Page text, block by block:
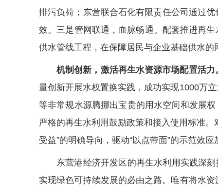
排污负荷；东营联合石化有限责任公司通过
效。三是管网联通，血脉畅通。配套推进再
供水管线工程，在保障居民与企业基础供水
机制创新，激活再生水资源市场配置活力
量创新开展水权置换实践，成功实现1000万
等非常规水源腾挪出宝贵的用水空间和发展
严格的再生水利用鼓励政策和接入使用标准
受益”的明确导向，驱动“以点带面”的示范效应
东营港经济开发区的再生水利用实践深
实现绿色可持续发展的必由之路。唯有将水